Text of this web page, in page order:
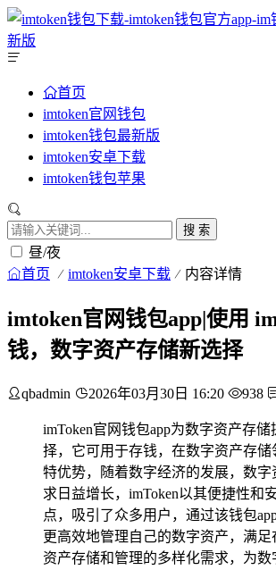
首页
imtoken官网钱包
imtoken钱包最新版
imtoken安卓下载
imtoken钱包苹果
搜 索
昼/夜
首页 imtoken安卓下载 内容详情
imtoken官网钱包app|使用
钱，数字资产存储新选择
qbadmin 2026年03月30日 16:20 938
imToken官网钱包app为数字资产存
择，它可用于存钱，在数字资产存储
特优势，随着数字经济的发展，数字
求日益增长，imToken以其便捷性和
点，吸引了众多用户，通过该钱包
更高效地管理自己的数字资产，满足
资产存储和管理的多样化需求，为